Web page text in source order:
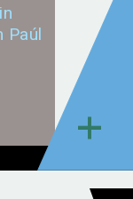
Paúl
+